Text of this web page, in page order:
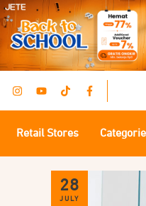
Retail Stores
28
JULY